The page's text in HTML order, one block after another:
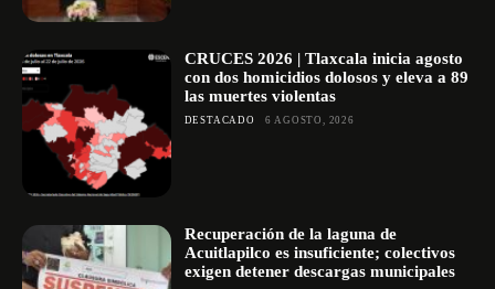
CRUCES 2026 | Tlaxcala inicia agosto
con dos homicidios dolosos y eleva a 89
las muertes violentas
DESTACADO 6 AGOSTO, 2026
Recuperación de la laguna de
Acuitlapilco es insuficiente; colectivos
exigen detener descargas municipales